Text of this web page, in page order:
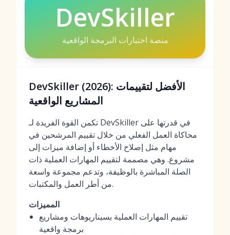
DevSkiller
منصة اختبارات البرمجة الواقعية
DevSkiller (2026): الأفضل لتقييمات
المشاريع الواقعية
تكمن القوة الفريدة لـ DevSkiller في قدرتها على
محاكاة العمل الفعلي من خلال تقييم المرشحين في
مهام مثل إصلاح الأخطاء أو إضافة ميزات إلى
مشروع. وهي مصممة لتقييم المهارات العملية ذات
الصلة المباشرة بالوظيفة، وتدعم مجموعة واسعة
من أطر العمل والمكتبات.
المميزات
تقييم المهارات العملية بسيناريوهات ومشاريع
برمجة واقعية